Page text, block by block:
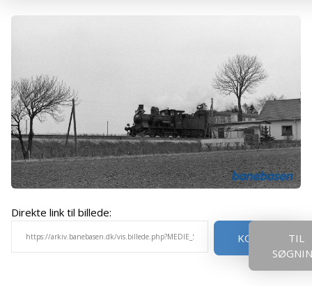
Direkte link til billede:
KOPIER
TIL